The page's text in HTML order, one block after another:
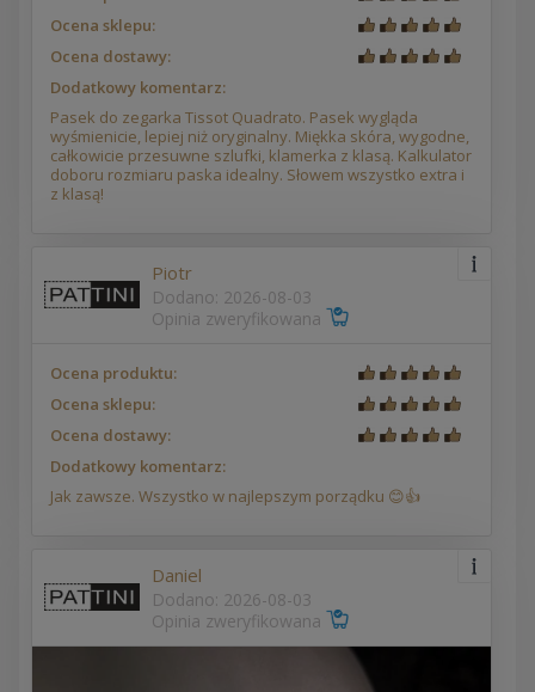
Ocena sklepu:
Ocena dostawy:
Dodatkowy komentarz:
Pasek do zegarka Tissot Quadrato. Pasek wygląda
wyśmienicie, lepiej niż oryginalny. Miękka skóra, wygodne,
całkowicie przesuwne szlufki, klamerka z klasą. Kalkulator
doboru rozmiaru paska idealny. Słowem wszystko extra i
z klasą!
Piotr
Dodano: 2026-08-03
Opinia zweryfikowana
Ocena produktu:
Ocena sklepu:
Ocena dostawy:
Dodatkowy komentarz:
Jak zawsze. Wszystko w najlepszym porządku 😊👍
Daniel
Dodano: 2026-08-03
Opinia zweryfikowana